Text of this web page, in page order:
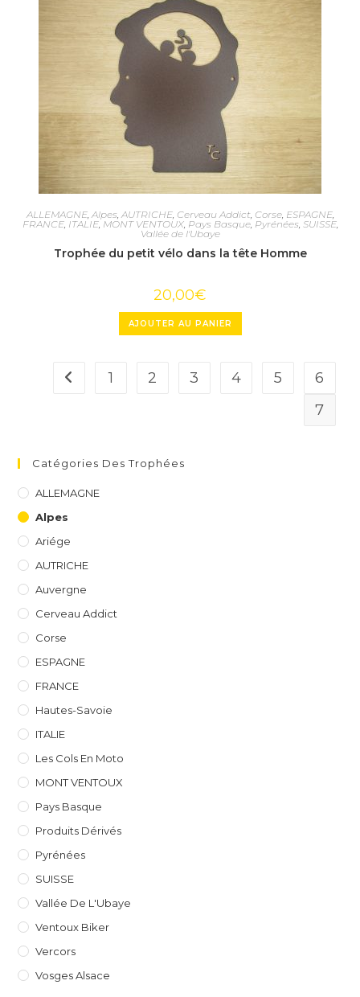
ALLEMAGNE, Alpes, AUTRICHE, Cerveau Addict, Corse, ESPAGNE,
FRANCE, ITALIE, MONT VENTOUX, Pays Basque, Pyrénées, SUISSE,
Vallée de l'Ubaye
Trophée du petit vélo dans la tête Homme
20,00€
AJOUTER AU PANIER
1 2 3 4 5
6
7
Catégories Des Trophées
ALLEMAGNE
Alpes
Ariége
AUTRICHE
Auvergne
Cerveau Addict
Corse
ESPAGNE
FRANCE
Hautes-Savoie
ITALIE
Les Cols En Moto
MONT VENTOUX
Pays Basque
Produits Dérivés
Pyrénées
SUISSE
Vallée De L'Ubaye
Ventoux Biker
Vercors
Vosges Alsace